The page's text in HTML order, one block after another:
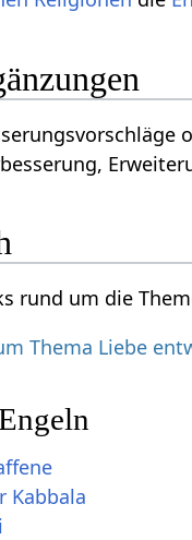
rund um die
Thema Liebe
Kabbala